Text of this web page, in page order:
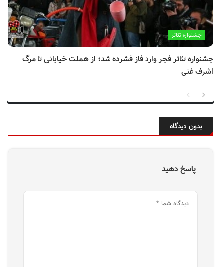
جشنواره تئاتر
جشنواره تئاتر فجر وارد فاز فشرده شد؛ از هملت خیابانی تا مرگ
اشرف غنی
بدون دیدگاه
پاسخ دهید